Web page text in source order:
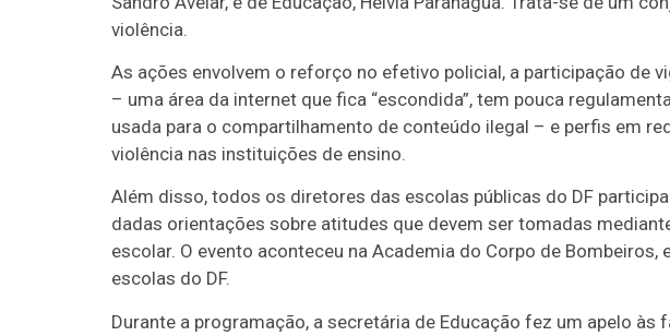
violência.
As ações envolvem o reforço no efetivo policial, a participação de
– uma área da internet que fica “escondida”, tem pouca
usada para o compartilhamento de conteúdo ilegal – e perfis em
violência nas instituições de ensino.
Além disso, todos os diretores das escolas públicas do DF
dadas orientações sobre atitudes que devem ser tomadas
escolar. O evento aconteceu na Academia do Corpo de Bombeiros,
escolas do DF.
Durante a programação, a secretária de Educação fez um apelo